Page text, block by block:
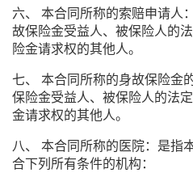
六、 本合同所称的索赔申请人
故保险金受益人、被保险人的
险金请求权的其他人。
七、 本合同所称的身故保险金
保险金受益人、被保险人的法
金请求权的其他人。
八、 本合同所称的医院：是指
合下列所有条件的机构：